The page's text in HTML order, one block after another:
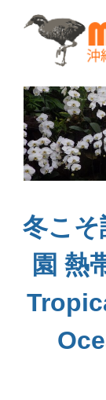
冬こそ
園 熱